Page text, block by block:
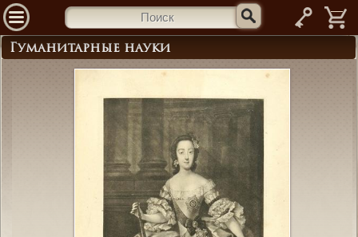
—
Гуманитарные науки